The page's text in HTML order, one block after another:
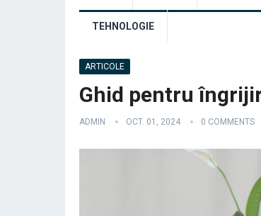
TEHNOLOGIE
ARTICOLE
Ghid pentru
ADMIN OCT. 01, 2024 0 COMMENTS